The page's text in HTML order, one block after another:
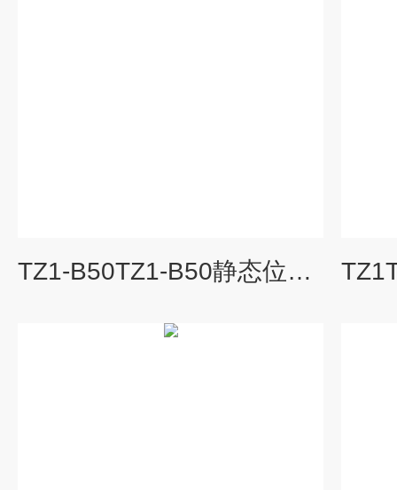
TZ1-B50TZ1-B50静态位移校验器